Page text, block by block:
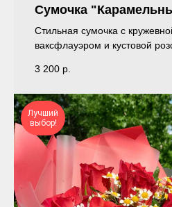
Сумочка
Стильная сумочка с
ваксфлауэром и кустовой
3 200 р.
Лучший
выбор!